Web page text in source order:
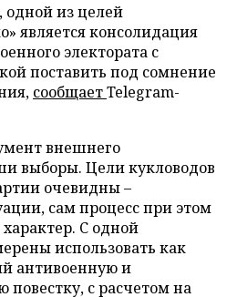
из целей
является консолидация
электората с
поставить под сомнение
сообщаетTelegram-
внешнего
выборы. Цели кукловодов
очевидны –
сам процесс при этом
С одной
использовать как
антивоенную и
повестку, с расчетом на